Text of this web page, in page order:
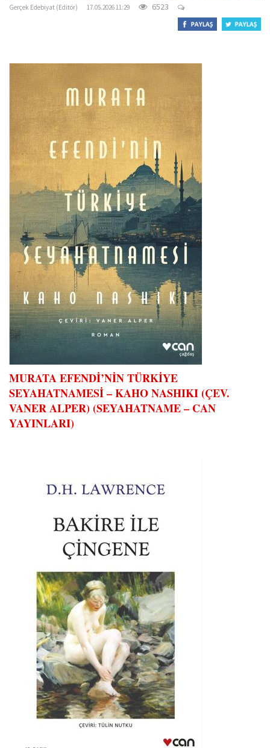
Gerçek Edebiyat (Editör) 17.05.2026 11:29 6523
MURATA EFENDİ’NİN TÜRKİYE
SEYAHATNAMESİ – KAHO NASHIKI (ÇEV.
VANER ALPER) (SEYAHATNAME – CAN
YAYINLARI)